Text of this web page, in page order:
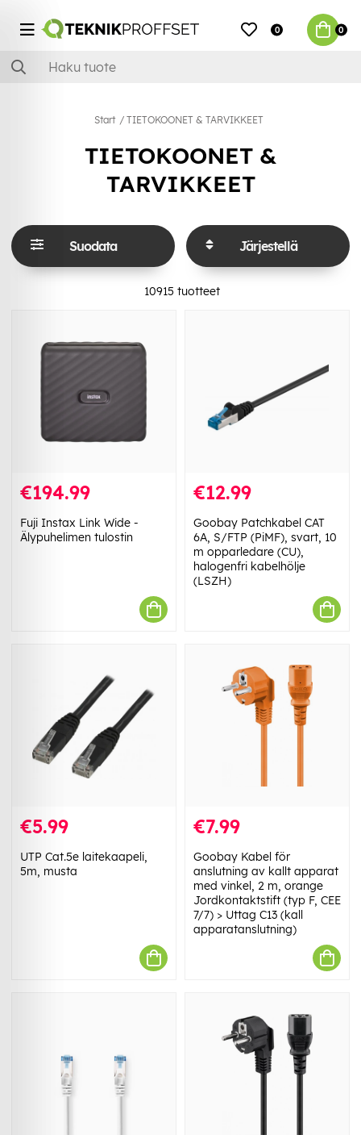
0 0
Start TIETOKOONET & TARVIKKEET
TIETOKOONET &
TARVIKKEET
Suodata Järjestellä
10915 tuotteet
€194.99
Fuji Instax Link Wide -
Älypuhelimen tulostin
€12.99
Goobay Patchkabel CAT
6A, S/FTP (PiMF), svart, 10
m opparledare (CU),
halogenfri kabelhölje
(LSZH)
€5.99
UTP Cat.5e laitekaapeli,
5m, musta
€7.99
Goobay Kabel för
anslutning av kallt apparat
med vinkel, 2 m, orange
Jordkontaktstift (typ F, CEE
7/7) > Uttag C13 (kall
apparatanslutning)